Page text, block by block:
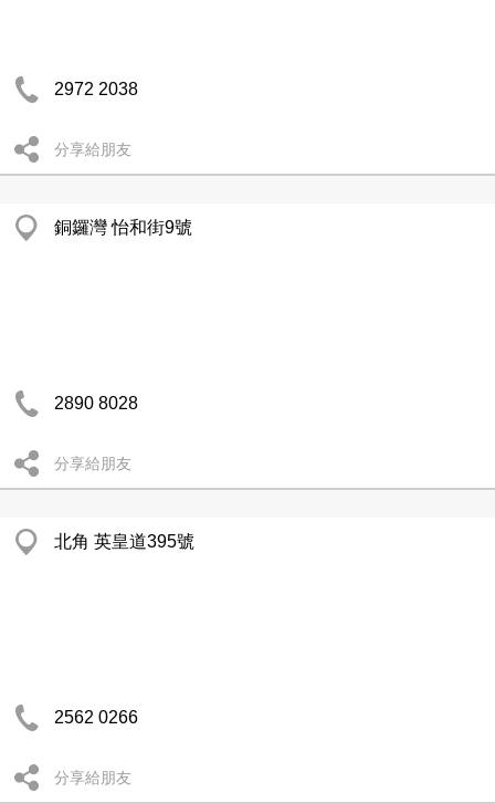
2972 2038
分享給朋友
銅鑼灣 怡和街9號
2890 8028
分享給朋友
北角 英皇道395號
2562 0266
分享給朋友